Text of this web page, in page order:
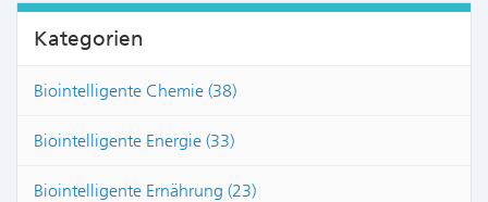
Kategorien
Biointelligente Chemie (38)
Biointelligente Energie (33)
Biointelligente Ernährung (23)